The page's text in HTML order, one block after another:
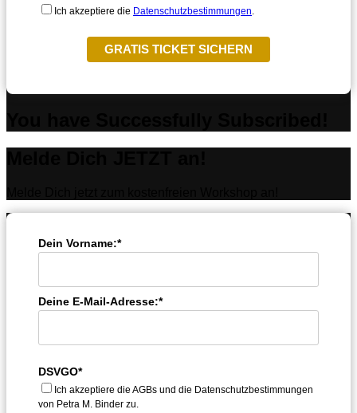
Ich akzeptiere die Datenschutzbestimmungen
GRATIS TICKET SICHERN
Dein Vorname:*
Deine E-Mail-Adresse:*
DSVGO*
Ich akzeptiere die AGBs und die Datenschutzbestimmungen
von Petra M. Binder zu.